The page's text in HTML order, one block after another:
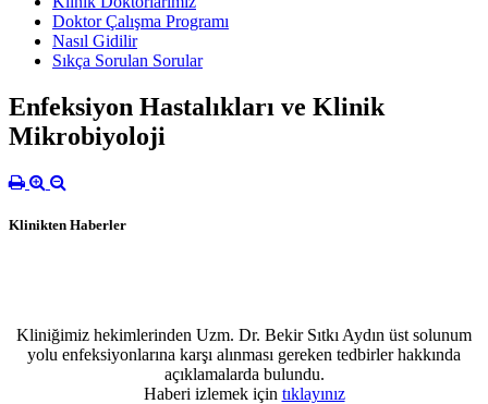
Doktor Çalışma Programı
Nasıl Gidilir
Sıkça Sorulan Sorular
Enfeksiyon Hastalıkları ve Klinik
Mikrobiyoloji
Klinikten Haberler
Kliniğimiz hekimlerinden Uzm. Dr. Bekir Sıtkı Aydın üst solunum
yolu enfeksiyonlarına karşı alınması gereken tedbirler hakkında
açıklamalarda bulundu.
Haberi izlemek için tıklayınız